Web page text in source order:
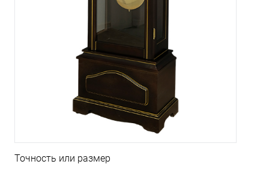
Точность или размер